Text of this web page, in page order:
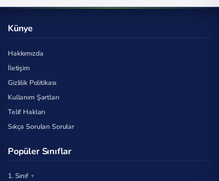
Künye
Hakkımızda
İletişim
Gizlilik Politikası
Kullanım Şartları
Telif Hakları
Sıkça Sorulan Sorular
Popüler Sınıflar
1. Sınıf